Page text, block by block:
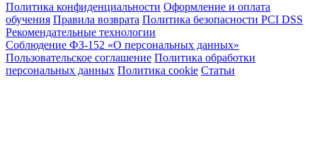
Политика конфиденциальности Оформление и оплата
обучения Правила возврата Политика безопасности PCI DSS
Рекомендательные технологии
Соблюдение ФЗ-152 «О персональ­ных данных»
Пользовательское соглашение Политика обработки
персональных данных Политика cookie Статьи